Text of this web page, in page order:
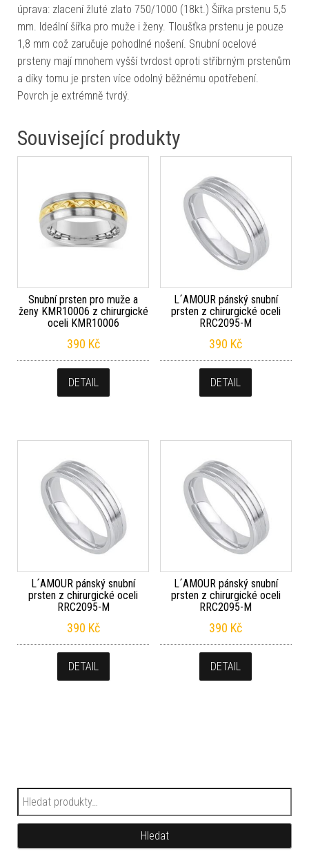
úprava: zlacení žluté zlato 750/1000 (18kt.) Šířka prstenu 5,5
mm. Ideální šířka pro muže i ženy. Tloušťka prstenu je pouze
1,8 mm což zaručuje pohodlné nošení. Snubní ocelové
prsteny mají mnohem vyšší tvrdost oproti stříbrným prstenům
a díky tomu je prsten více odolný běžnému opotřebení.
Povrch je extrémně tvrdý.
Související produkty
Snubní prsten pro muže a
ženy KMR10006 z chirurgické
oceli KMR10006
390 Kč
DETAIL
L´AMOUR pánský snubní
prsten z chirurgické oceli
RRC2095-M
390 Kč
DETAIL
L´AMOUR pánský snubní
prsten z chirurgické oceli
RRC2095-M
390 Kč
DETAIL
L´AMOUR pánský snubní
prsten z chirurgické oceli
RRC2095-M
390 Kč
DETAIL
Hledat:
Hledat